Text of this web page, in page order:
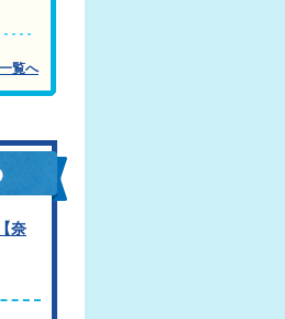
一覧へ
奈